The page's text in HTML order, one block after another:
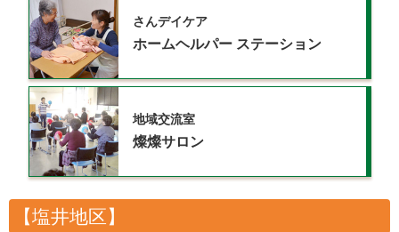
さんデイケア
ホームヘルパーステーション
地域交流室
燦燦サロン
【塩井地区】